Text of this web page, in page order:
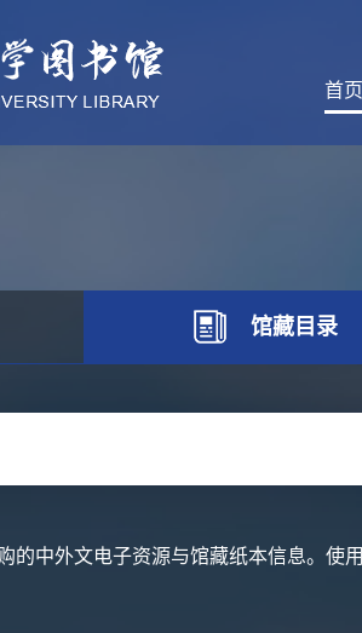
首页
馆藏目录
的中外文电子资源与馆藏纸本信息。使